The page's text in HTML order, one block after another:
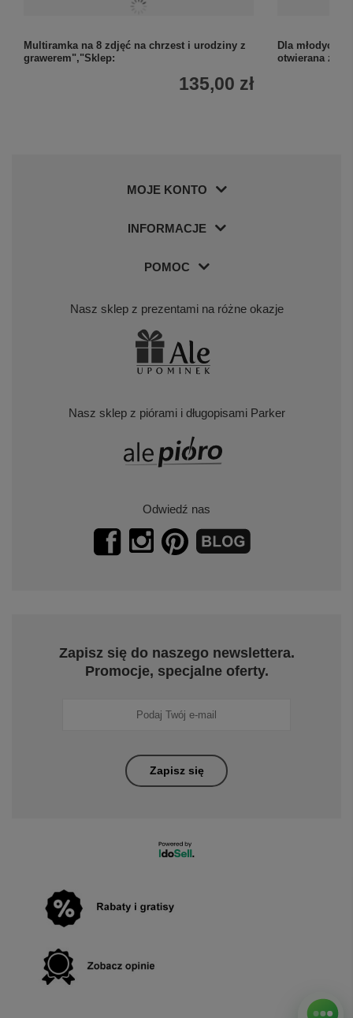
Multiramka na 8 zdjęć na chrzest i urodziny z
grawerem","Sklep:
135,00 zł
INFORMACJE
Odwiedź nas